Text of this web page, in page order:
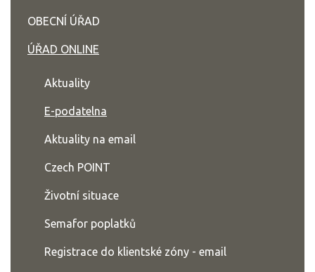
OBECNÍ ÚŘAD
ÚŘAD ONLINE
Aktuality
E-podatelna
Aktuality na email
Czech POINT
Životní situace
Semafor poplatků
Registrace do klientské zóny - email